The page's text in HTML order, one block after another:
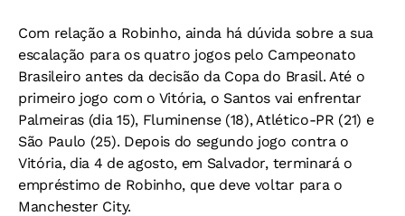
Com relação a Robinho, ainda há dúvida sobre a sua
escalação para os quatro jogos pelo Campeonato
Brasileiro antes da decisão da Copa do Brasil. Até o
primeiro jogo com o Vitória, o Santos vai enfrentar
Palmeiras (dia 15), Fluminense (18), Atlético-PR (21) e
São Paulo (25). Depois do segundo jogo contra o
Vitória, dia 4 de agosto, em Salvador, terminará o
empréstimo de Robinho, que deve voltar para o
Manchester City.